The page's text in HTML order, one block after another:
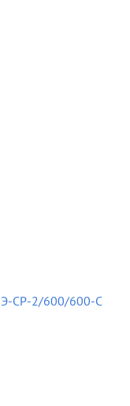
Э-СР-2/600/600-С